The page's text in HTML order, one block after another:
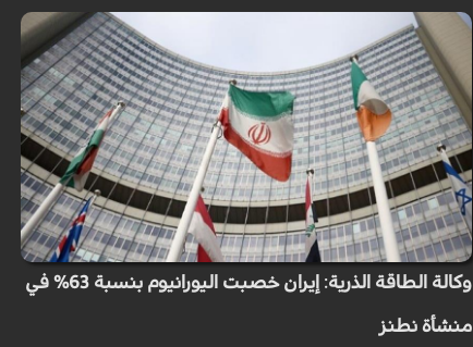
وكالة الطاقة الذرية: إيران خصبت اليورانيوم بنسبة 63% في
منشأة نطنز